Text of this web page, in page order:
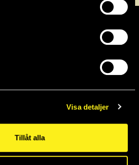
Visa detaljer
Tillåt alla
Servicedesk